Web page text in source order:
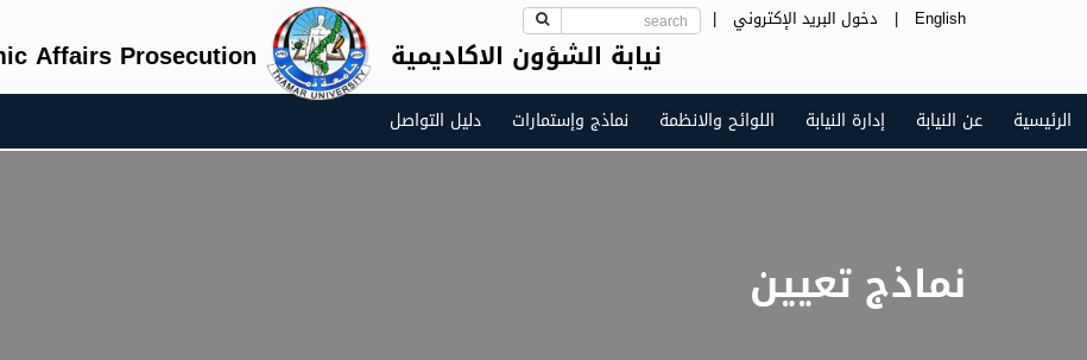
English
| دخول البريد الإكتروني |
نيابة الشؤون الاكاديمية Affairs Prosecution
الرئيسية عن النيابة إدارة النيابة اللوائح والانظمة نماذج وإستمارات دليل التواصل
نماذج تعيين